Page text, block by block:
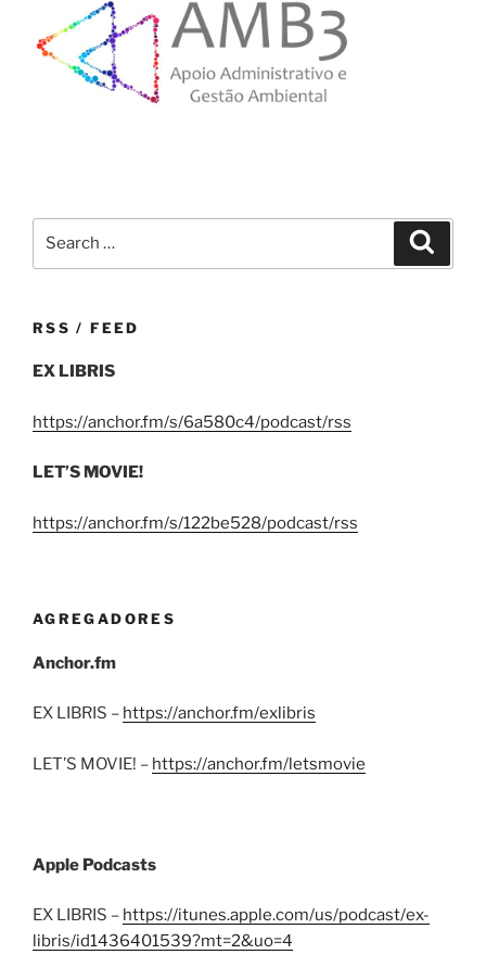
RSS / FEED
EX LIBRIS
https://anchor.fm/s/6a580c4/podcast/rss
LET’S MOVIE!
https://anchor.fm/s/122be528/podcast/rss
AGREGADORES
Anchor.fm
EX LIBRIS – https://anchor.fm/exlibris
LET’S MOVIE! – https://anchor.fm/letsmovie
Apple Podcasts
EX LIBRIS – https://itunes.apple.com/us/podcast/ex-
libris/id1436401539?mt=2&uo=4